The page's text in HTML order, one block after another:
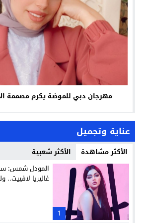
مهرجان دبي للموضة يكرم مصممة
عناية وتجميل
الأكثر مشاهدة الأكثر شعبية
1
المودل شمس:
غاليريا لافييت..